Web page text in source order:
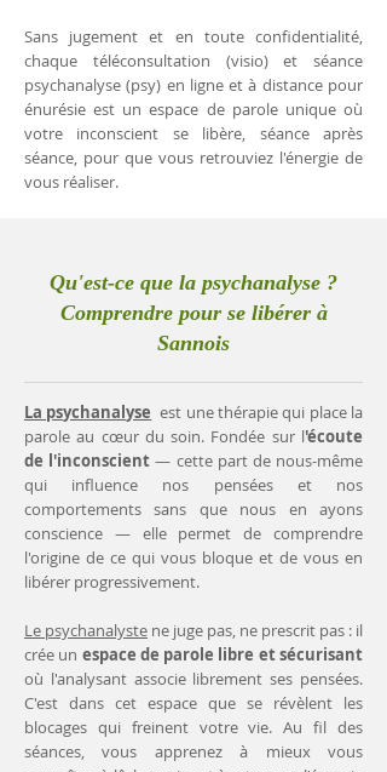
Sans jugement et en toute confidentialité,
chaque téléconsultation (visio) et séance
psychanalyse (psy) en ligne et à distance pour
énurésie est un espace de parole unique où
votre inconscient se libère, séance après
séance, pour que vous retrouviez l'énergie de
vous réaliser.
Qu'est-ce que la psychanalyse ?
Comprendre pour se libérer à
Sannois
La psychanalyse est une thérapie qui place la
parole au cœur du soin. Fondée sur l'écoute
de l'inconscient— cette part de nous-même
qui influence nos pensées et nos
comportements sans que nous en ayons
conscience — elle permet de comprendre
l'origine de ce qui vous bloque et de vous en
libérer progressivement.
Le psychanalyste ne juge pas, ne prescrit pas : il
crée un espace de parole libre et sécurisant
où l'analysant associe librement ses pensées.
C'est dans cet espace que se révèlent les
blocages qui freinent votre vie. Au fil des
séances, vous apprenez à mieux vous